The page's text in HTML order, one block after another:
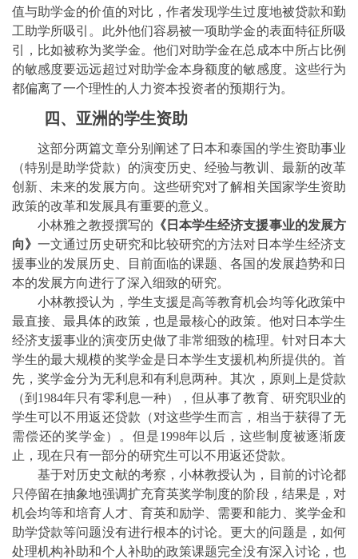
值与助学金的价值的对比，作者发现学生过度地被贷款和勤
工助学所吸引。此外他们容易被一项助学金的表面特征所吸
引，比如被称为奖学金。他们对助学金在总成本中所占比例
的敏感度要远远超过对助学金本身额度的敏感度。这些行为
都偏离了一个理性的人力资本投资者的预期行为。
四、亚洲的学生资助
这部分两篇文章分别阐述了日本和泰国的学生资助事业
（特别是助学贷款）的演变历史、经验与教训、最新的改革
创新、未来的发展方向。这些研究对了解相关国家学生资助
政策的改革和发展具有重要的意义。
小林雅之教授撰写的 《日本学生经济支援事业的发展方
向》一文通过历史研究和比较研究的方法对日本学生经济支
援事业的发展历史、目前面临的课题、各国的发展趋势和日
本的发展方向进行了深入细致的研究。
小林教授认为，学生支援是高等教育机会均等化政策中
最直接、最具体的政策，也是最核心的政策。他对日本学生
经济支援事业的演变历史做了非常细致的梳理。针对日本大
学生的最大规模的奖学金是日本学生支援机构所提供的。首
先，奖学金分为无利息和有利息两种。其次，原则上是贷款
（到 1984年只有零利息一种），但从事了教育、研究职业的
学生可以不用返还贷款（对这些学生而言，相当于获得了无
需偿还的奖学金）。但是1998年以后，这些制度被逐渐废
止，现在只有一部分的研究生可以不用返还贷款。
基于对历史文献的考察，小林教授认为，目前的讨论都
只停留在抽象地强调扩充育英奖学制度的阶段，结果是，对
机会均等和培育人才、育英和励学、需要和能力、奖学金和
助学贷款等问题没有进行根本的讨论。更大的问题是，如何
处理机构补助和个人补助的政策课题完全没有深入讨论，也